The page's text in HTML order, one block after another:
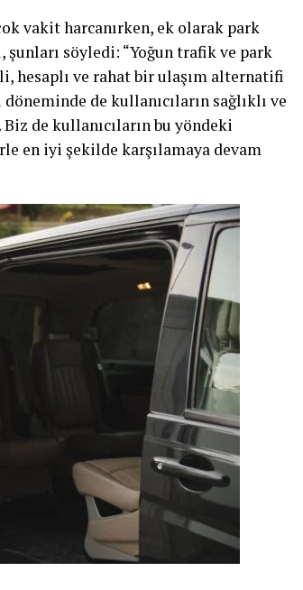
vakit harcanırken, ek olarak park
şunları söyledi: “Yoğun trafik ve park
hesaplı ve rahat bir ulaşım alternatifi
de kullanıcıların sağlıklı ve
de kullanıcıların bu yöndeki
en iyi şekilde karşılamaya devam